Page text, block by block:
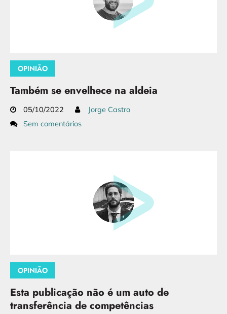
OPINIÃO
Também se envelhece na aldeia
05/10/2022
Jorge Castro
Sem comentários
OPINIÃO
Esta publicação não é um auto de
transferência de competências